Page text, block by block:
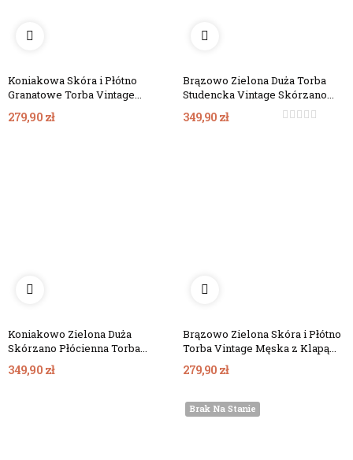
Koniakowa Skóra i Płótno
Granatowe Torba Vintage
Męska z Klapą Belveder
BV17KNN
279,90 zł
Brązowo Zielona Duża Torba
Studencka Vintage Skórzano
Płócienna Belveder BC61BRZ
349,90 zł
Koniakowo Zielona Duża
Skórzano Płócienna Torba
Vintage Męska Belveder
BC61KNZ
349,90 zł
Brązowo Zielona Skóra i Płótno
Torba Vintage Męska z Klapą
Belveder BV17BRZ
279,90 zł
Brak Na Stanie